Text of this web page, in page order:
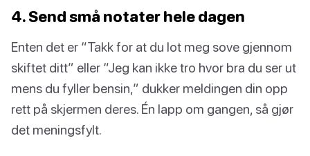
4. Send små notater hele dagen
Enten det er “Takk for at du lot meg sove gjennom
skiftet ditt” eller “Jeg kan ikke tro hvor bra du ser ut
mens du fyller bensin,” dukker meldingen din opp
rett på skjermen deres. Én lapp om gangen, så gjør
det meningsfylt.